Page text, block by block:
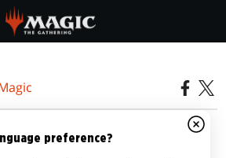
HASTA QUE LA
preference?